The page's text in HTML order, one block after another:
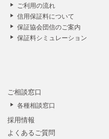
ご利用の流れ
信用保証料について
保証協会団信のご案内
保証料シミュレーション
ご相談窓口
各種相談窓口
採用情報
よくあるご質問